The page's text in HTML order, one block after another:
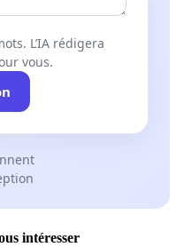
L’IA rédigera
vous.
intéresser